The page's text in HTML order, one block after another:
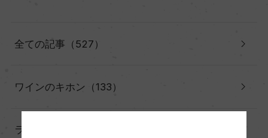
全ての記事（527）
ワインのキホン（133）
ランキング（17）